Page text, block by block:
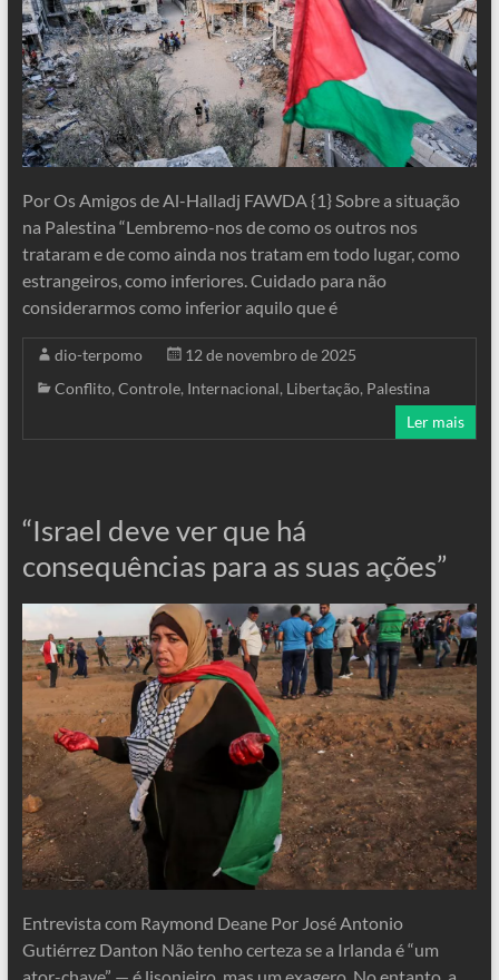
Por Os Amigos de Al-Halladj FAWDA {1} Sobre a situação
na Palestina “Lembremo-nos de como os outros nos
trataram e de como ainda nos tratam em todo lugar, como
estrangeiros, como inferiores. Cuidado para não
considerarmos como inferior aquilo que é
dio-terpomo
12 de novembro de 2025
Conflito, Controle, Internacional, Libertação, Palestina
Ler mais
“Israel deve ver que há
consequências para as suas ações”
Entrevista com Raymond Deane Por José Antonio
Gutiérrez Danton Não tenho certeza se a Irlanda é “um
ator-chave” — é lisonjeiro, mas um exagero. No entanto, a